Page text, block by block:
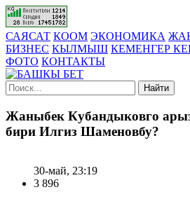
САЯСАТ КООМ ЭКОНОМИКА
БИЗНЕС КЫЛМЫШ КЕМЕНГЕР
ФОТО КОНТАКТЫ
Найти
Жаныбек Кубандыковго
бири Илгиз Шаменовбу?
30-май, 23:19
3 896